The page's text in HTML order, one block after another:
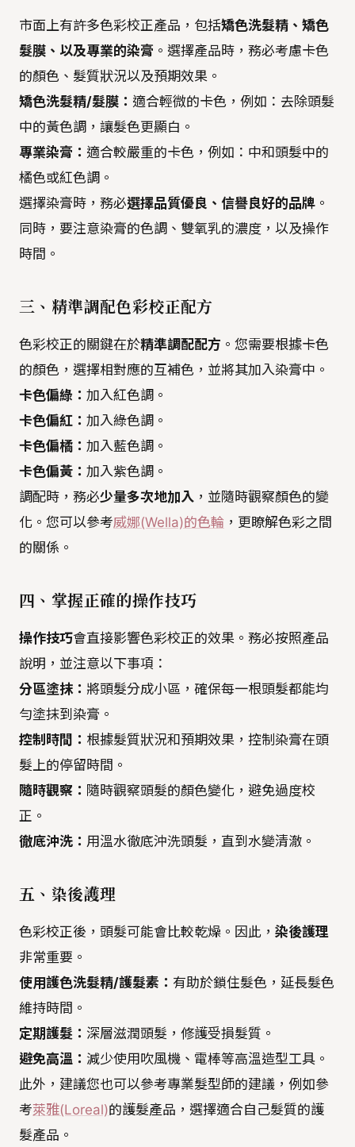
市面上有許多色彩校正產品，包括矯色洗髮精、矯色
髮膜、以及專業的染膏 。選擇產品時，務必考慮卡色
的顏色、髮質狀況以及預期效果。
矯色洗髮精/髮膜： 適合輕微的卡色，例如：去除頭髮
中的黃色調，讓髮色更顯白。
專業染膏： 適合較嚴重的卡色，例如：中和頭髮中的
橘色或紅色調。
選擇染膏時，務必選擇品質優良、信譽良好的品牌 。
同時，要注意染膏的色調、雙氧乳的濃度，以及操作
時間。
三、精準調配色彩校正配方
色彩校正的關鍵在於精準調配配方 。您需要根據卡色
的顏色，選擇相對應的互補色，並將其加入染膏中。
卡色偏綠： 加入紅色調。
卡色偏紅： 加入綠色調。
卡色偏橘： 加入藍色調。
卡色偏黃： 加入紫色調。
調配時，務必少量多次地加入 ，並隨時觀察顏色的變
化。您可以參考威娜(Wella)的色輪 ，更瞭解色彩之間
的關係。
四、掌握正確的操作技巧
操作技巧會直接影響色彩校正的效果。務必按照產品
說明，並注意以下事項：
分區塗抹： 將頭髮分成小區，確保每一根頭髮都能均
勻塗抹到染膏。
控制時間： 根據髮質狀況和預期效果，控制染膏在頭
髮上的停留時間。
隨時觀察： 隨時觀察頭髮的顏色變化，避免過度校
正。
徹底沖洗： 用溫水徹底沖洗頭髮，直到水變清澈。
五、染後護理
色彩校正後，頭髮可能會比較乾燥。因此， 染後護理
非常重要。
使用護色洗髮精/護髮素： 有助於鎖住髮色，延長髮色
維持時間。
定期護髮： 深層滋潤頭髮，修護受損髮質。
避免高溫： 減少使用吹風機、電棒等高溫造型工具。
此外，建議您也可以參考專業髮型師的建議，例如參
考萊雅(Loreal)的護髮產品，選擇適合自己髮質的護
髮產品。